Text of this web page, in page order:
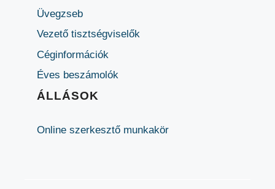
Üvegzseb
Vezető tisztségviselők
Céginformációk
Éves beszámolók
ÁLLÁSOK
Online szerkesztő munkakör